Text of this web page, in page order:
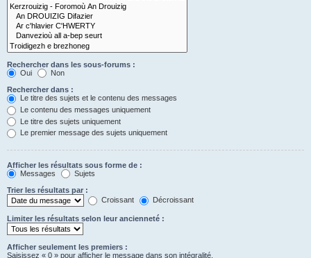
Rechercher dans les sous-forums :
Oui
Non
Rechercher dans :
Le titre des sujets et le contenu des messages
Le contenu des messages uniquement
Le titre des sujets uniquement
Le premier message des sujets uniquement
Afficher les résultats sous forme de :
Messages
Sujets
Trier les résultats par :
Croissant
Décroissant
Limiter les résultats selon leur ancienneté :
Afficher seulement les premiers :
Saisissez « 0 » pour afficher le message dans son intégralité.